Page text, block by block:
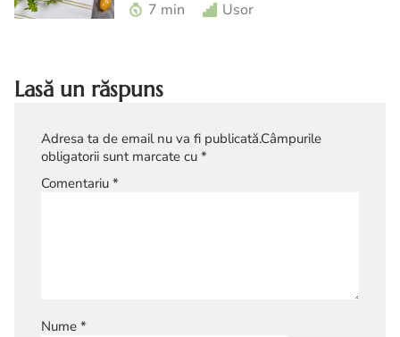
fasole
7 min Usor
Lasă un răspuns
Adresa ta de email nu va fi publicată.Câmpurile
obligatorii sunt marcate cu *
Comentariu *
Nume *